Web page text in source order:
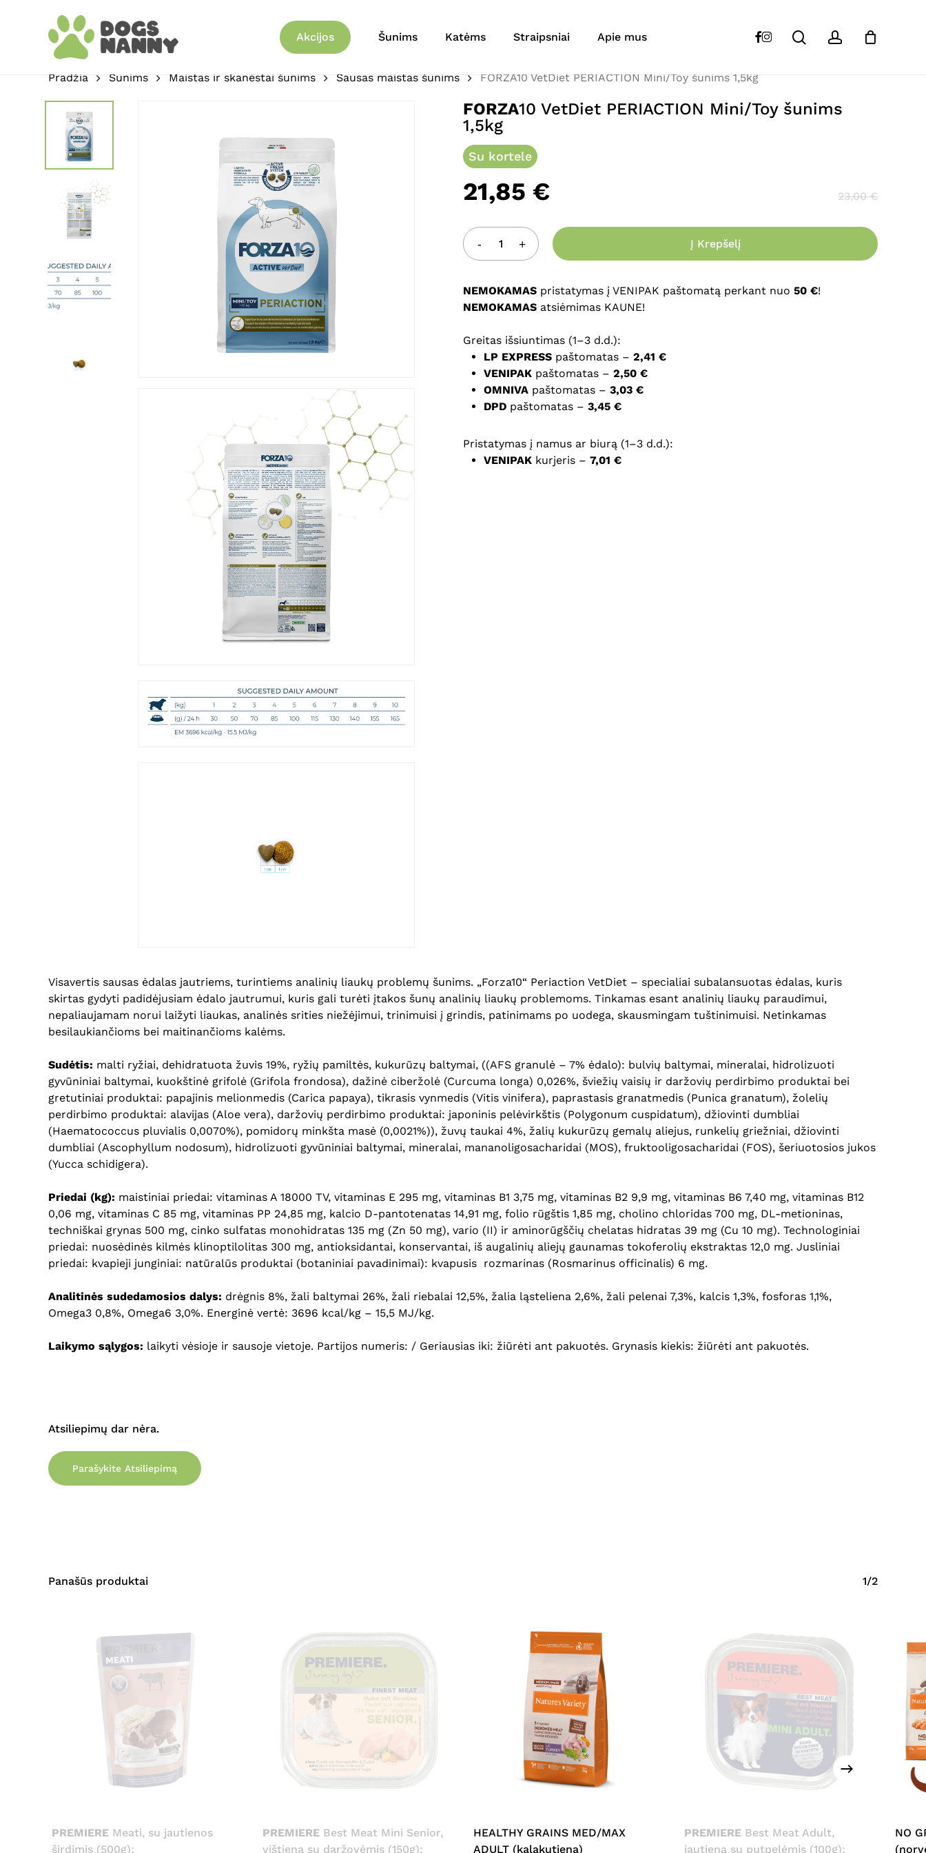
Akcijos Šunims Katėms Straipsniai Apie mus facebook
instagram searchaccount
Eiti Į Parduotuvę
Pradžia Šunims Maistas ir skanėstai šunims Sausas maistas šunims FORZA10 VetDiet PERIACTION Mini/Toy šunims 1,5kg
FORZA10 VetDiet PERIACTION Mini/Toy šunims
1,5kg
Su kortele
21,85 € 23,00€
Į Krepšelį
NEMOKAMAS pristatymas į VENIPAK paštomatą perkant nuo 50 €!
NEMOKAMAS atsiėmimas KAUNE!
Greitas išsiuntimas (1–3 d.d.):
LP EXPRESS paštomatas – 2,41 €
VENIPAK paštomatas – 2,50 €
OMNIVA paštomatas – 3,03 €
DPD paštomatas – 3,45 €
Pristatymas į namus ar biurą (1–3 d.d.):
VENIPAK kurjeris – 7,01 €
Visavertis sausas ėdalas jautriems, turintiems analinių liaukų problemų šunims. „Forza10“ Periaction VetDiet – specialiai subalansuotas ėdalas, kuris
skirtas gydyti padidėjusiam ėdalo jautrumui, kuris gali turėti įtakos šunų analinių liaukų problemoms. Tinkamas esant analinių liaukų paraudimui,
nepaliaujamam norui laižyti liaukas, analinės srities niežėjimui, trinimuisi į grindis, patinimams po uodega, skausmingam tuštinimuisi. Netinkamas
besilaukiančioms bei maitinančioms kalėms.
Sudėtis: malti ryžiai, dehidratuota žuvis 19%, ryžių pamiltės, kukurūzų baltymai, ((AFS granulė – 7% ėdalo): bulvių baltymai, mineralai, hidrolizuoti
gyvūniniai baltymai, kuokštinė grifolė (Grifola frondosa), dažinė ciberžolė (Curcuma longa) 0,026%, šviežių vaisių ir daržovių perdirbimo produktai bei
gretutiniai produktai: papajinis melionmedis (Carica papaya), tikrasis vynmedis (Vitis vinifera), paprastasis granatmedis (Punica granatum), žolelių
perdirbimo produktai: alavijas (Aloe vera), daržovių perdirbimo produktai: japoninis pelėvirkštis (Polygonum cuspidatum), džiovinti dumbliai
(Haematococcus pluvialis 0,0070%), pomidorų minkšta masė (0,0021%)), žuvų taukai 4%, žalių kukurūzų gemalų aliejus, runkelių griežniai, džiovinti
dumbliai (Ascophyllum nodosum), hidrolizuoti gyvūniniai baltymai, mineralai, mananoligosacharidai (MOS), fruktooligosacharidai (FOS), šeriuotosios jukos
(Yucca schidigera).
Priedai (kg): maistiniai priedai: vitaminas A 18000 TV, vitaminas E 295 mg, vitaminas B1 3,75 mg, vitaminas B2 9,9 mg, vitaminas B6 7,40 mg, vitaminas B12
0,06 mg, vitaminas C 85 mg, vitaminas PP 24,85 mg, kalcio D-pantotenatas 14,91 mg, folio rūgštis 1,85 mg, cholino chloridas 700 mg, DL-metioninas,
techniškai grynas 500 mg, cinko sulfatas monohidratas 135 mg (Zn 50 mg), vario (II) ir aminorūgščių chelatas hidratas 39 mg (Cu 10 mg). Technologiniai
priedai: nuosėdinės kilmės klinoptilolitas 300 mg, antioksidantai, konservantai, iš augalinių aliejų gaunamas tokoferolių ekstraktas 12,0 mg. Jusliniai
priedai: kvapieji junginiai: natūralūs produktai (botaniniai pavadinimai): kvapusis rozmarinas (Rosmarinus officinalis) 6 mg.
Analitinės sudedamosios dalys: drėgnis 8%, žali baltymai 26%, žali riebalai 12,5%, žalia ląsteliena 2,6%, žali pelenai 7,3%, kalcis 1,3%, fosforas 1,1%,
Omega3 0,8%, Omega6 3,0%. Energinė vertė: 3696 kcal/kg – 15,5 MJ/kg.
Laikymo sąlygos: laikyti vėsioje ir sausoje vietoje. Partijos numeris: / Geriausias iki: žiūrėti ant pakuotės. Grynasis kiekis: žiūrėti ant pakuotės.
Atsiliepimų dar nėra.
Parašykite Atsiliepimą
Panašūs produktai 1/2
PREMIERE Meati, su jautienos
širdimis (500g);
PREMIERE Best Meat Mini Senior,
vištiena su daržovėmis (150g);
multiple
variants.
HEALTHY GRAINS MED/MAX
ADULT (kalakutiena)
PREMIERE Best Meat Adult,
jautiena su putpelėmis (100g);
NO
Būkite pirmas aprašęs “FORZA
10 VetDiet PERIACTION Mini/Toy
El. pašto adresas nebus skelbiamas. Būtini laukeliai pažymėti
Jūsų įvertinimas *
Jūsų atsiliepimas
Noriu savo interneto naršyklėje išsaugoti vardą, el. pašto adresą ir interneto
puslapį, kad jų nebereiktų įvesti iš naujo, kai kitą kartą vėl norėsiu parašyti
komentarą.